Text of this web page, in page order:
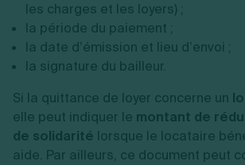
les charges et les loyers) ;
la période du paiement ;
la date d’émission et lieu d’envoi ;
la signature du bailleur.
Si la quittance de loyer concerne un
elle peut indiquer le montant de
de solidarité lorsque le locataire
aide. Par ailleurs, ce document peut